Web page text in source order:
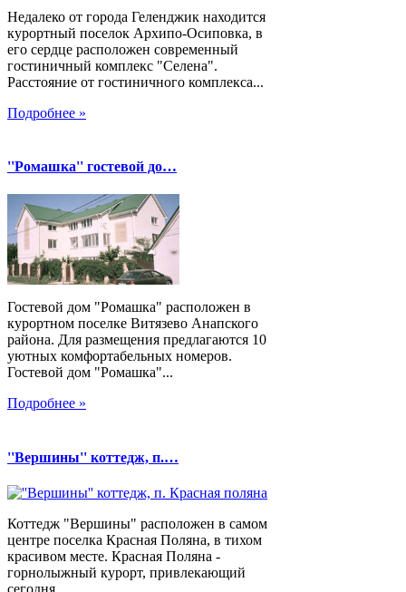
Недалеко от города Геленджик находится
курортный поселок Архипо-Осиповка, в
его сердце расположен современный
гостиничный комплекс "Селена".
Расстояние от гостиничного комплекса...
Подробнее »
''Ромашка'' гостевой до…
Гостевой дом "Ромашка" расположен в
курортном поселке Витязево Анапского
района. Для размещения предлагаются 10
уютных комфортабельных номеров.
Гостевой дом "Ромашка"...
Подробнее »
''Вершины'' коттедж, п.…
Коттедж "Вершины" расположен в самом
центре поселка Красная Поляна, в тихом
красивом месте. Красная Поляна -
горнолыжный курорт, привлекающий
сегодня...